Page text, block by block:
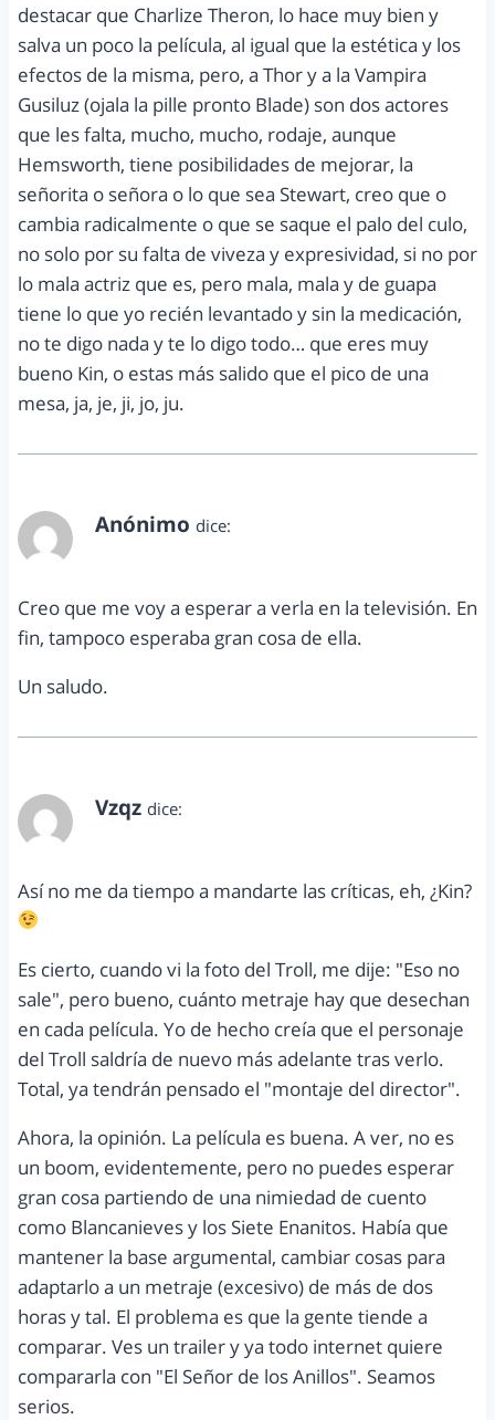
destacar que Charlize Theron, lo hace muy bien y
salva un poco la película, al igual que la estética y los
efectos de la misma, pero, a Thor y a la Vampira
Gusiluz (ojala la pille pronto Blade) son dos actores
que les falta, mucho, mucho, rodaje, aunque
Hemsworth, tiene posibilidades de mejorar, la
señorita o señora o lo que sea Stewart, creo que o
cambia radicalmente o que se saque el palo del culo,
no solo por su falta de viveza y expresividad, si no por
lo mala actriz que es, pero mala, mala y de guapa
tiene lo que yo recién levantado y sin la medicación,
no te digo nada y te lo digo todo… que eres muy
bueno Kin, o estas más salido que el pico de una
mesa, ja, je, ji, jo, ju.
Anónimo dice:
Creo que me voy a esperar a verla en la televisión. En
fin, tampoco esperaba gran cosa de ella.
Un saludo.
Vzqz dice:
Así no me da tiempo a mandarte las críticas, eh, ¿Kin?
Es cierto, cuando vi la foto del Troll, me dije: "Eso no
sale", pero bueno, cuánto metraje hay que desechan
en cada película. Yo de hecho creía que el personaje
del Troll saldría de nuevo más adelante tras verlo.
Total, ya tendrán pensado el "montaje del director".
Ahora, la opinión. La película es buena. A ver, no es
un boom, evidentemente, pero no puedes esperar
gran cosa partiendo de una nimiedad de cuento
como Blancanieves y los Siete Enanitos. Había que
mantener la base argumental, cambiar cosas para
adaptarlo a un metraje (excesivo) de más de dos
horas y tal. El problema es que la gente tiende a
comparar. Ves un trailer y ya todo internet quiere
compararla con "El Señor de los Anillos". Seamos
serios.